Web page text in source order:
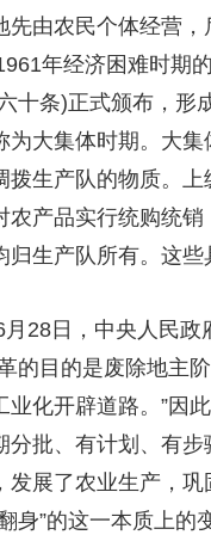
先由农民个体经营
年经济困难时期
十条)正式颁布，形
为大集体时期。大
拨生产队的物质。
农产品实行统购统
归生产队所有。这
月28日，中央人民
的目的是废除地主
业化开辟道路。”因
分批、有计划、有
发展了农业生产，
身”的这一本质上